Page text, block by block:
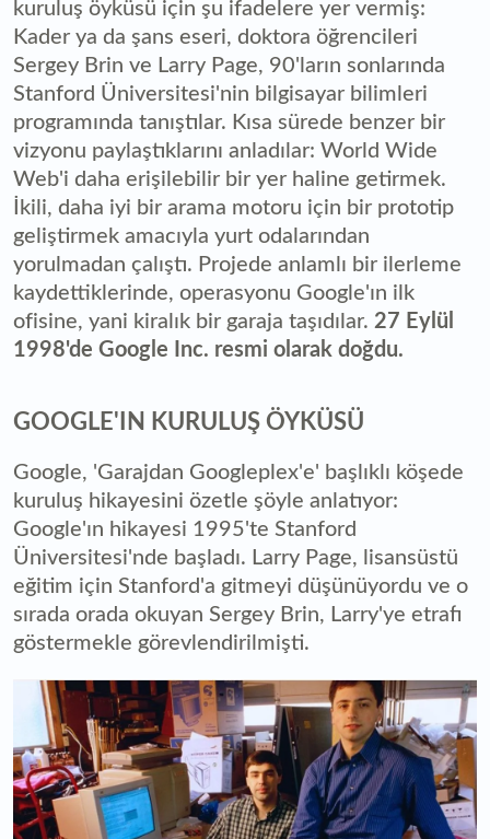
kuruluş öyküsü için şu ifadelere yer vermiş:
Kader ya da şans eseri, doktora öğrencileri
Sergey Brin ve Larry Page, 90'ların sonlarında
Stanford Üniversitesi'nin bilgisayar bilimleri
programında tanıştılar. Kısa sürede benzer bir
vizyonu paylaştıklarını anladılar: World Wide
Web'i daha erişilebilir bir yer haline getirmek.
İkili, daha iyi bir arama motoru için bir prototip
geliştirmek amacıyla yurt odalarından
yorulmadan çalıştı. Projede anlamlı bir ilerleme
kaydettiklerinde, operasyonu Google'ın ilk
ofisine, yani kiralık bir garaja taşıdılar. 27 Eylül
1998'de Google Inc. resmi olarak doğdu.
GOOGLE'IN KURULUŞ ÖYKÜSÜ
Google, 'Garajdan Googleplex'e' başlıklı köşede
kuruluş hikayesini özetle şöyle anlatıyor:
Google'ın hikayesi 1995'te Stanford
Üniversitesi'nde başladı. Larry Page, lisansüstü
eğitim için Stanford'a gitmeyi düşünüyordu ve o
sırada orada okuyan Sergey Brin, Larry'ye etrafı
göstermekle görevlendirilmişti.